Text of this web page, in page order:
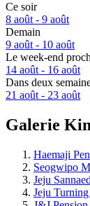
Ce soir
8 août - 9 août
Demain
9 août - 10 août
Le week-end
14 août - 16 août
Dans deux
21 août - 23 août
Galerie
Haemaji
Seogwipo
Jeju
Jeju